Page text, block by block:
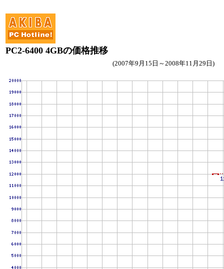
PC2-6400 4GBの価格推移
(2007年9月15日～2008年11月29日)